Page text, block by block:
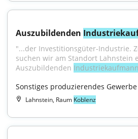
Auszubildenden
"...der Investitionsgüter-Industrie.
suchen wir am Standort Lahnstein
Auszubildenden Industriekaufmann
Sonstiges produzierendes
Lahnstein, Raum Koblenz